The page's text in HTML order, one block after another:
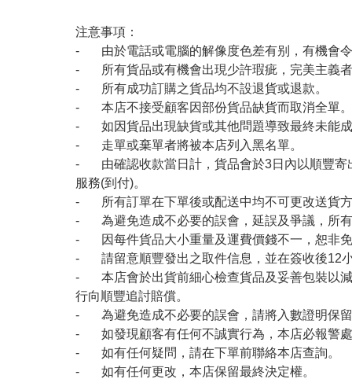
注意事項：
- 由於電話或電腦的解像度色差有别，有機會令
- 所有貨品或有機會出現少許瑕疵，完美主義
- 所有成功訂購之貨品均不設退貨或退款。
- 本店不接受顧客因部份貨品缺貨而取消全單。
- 如因貨品出現缺貨或其他問題導致最終未能成
- 走單或棄單者將被本店列入黑名單。
- 由確認收款當日計，貨品會於3日內以順豐寄
服務(到付)。
- 所有訂單在下單後或配送中均不可更改送貨方
- 為避免造成不必要的誤會，延誤及爭議，所
- 因每件貨品大小重量及運費價錢不一，恕非免
- 請留意順豐發出之取件信息，並在簽收後12
- 本店會於出貨前細心檢查貨品及妥善包裝以減
行向順豐追討賠償。
- 為避免造成不必要的誤會，請將入數證明保留
- 如發現顧客有任何不誠實行為，本店必報警
- 如有任何疑問，請在下單前聯絡本店查詢。
- 如有任何更改，本店保留最終決定權。